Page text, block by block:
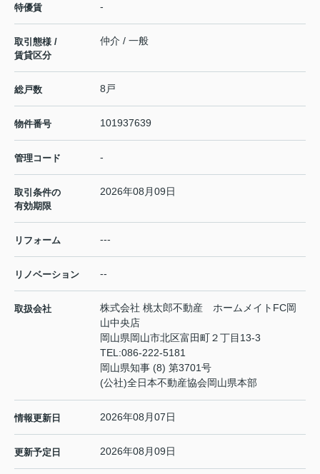
特優賃 -
取引態様 /
賃貸区分
仲介 / 一般
総戸数 8戸
物件番号 101937639
管理コード -
取引条件の
有効期限
2026年08月09日
リフォーム ---
リノベーション --
取扱会社
株式会社 桃太郎不動産 ホームメイトFC岡
山中央店
岡山県岡山市北区富田町２丁目13-3
TEL:086-222-5181
岡山県知事 (8) 第3701号
(公社)全日本不動産協会岡山県本部
情報更新日 2026年08月07日
更新予定日 2026年08月09日